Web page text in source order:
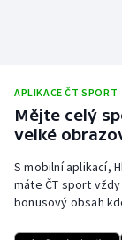
APLIKACE ČT SPORT
Mějte celý
velké
S mobilní aplikací,
máte ČT sport
bonusový obsah